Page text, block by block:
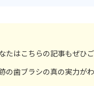
はこちらの記事もぜひご
歯ブラシの真の実力がわ